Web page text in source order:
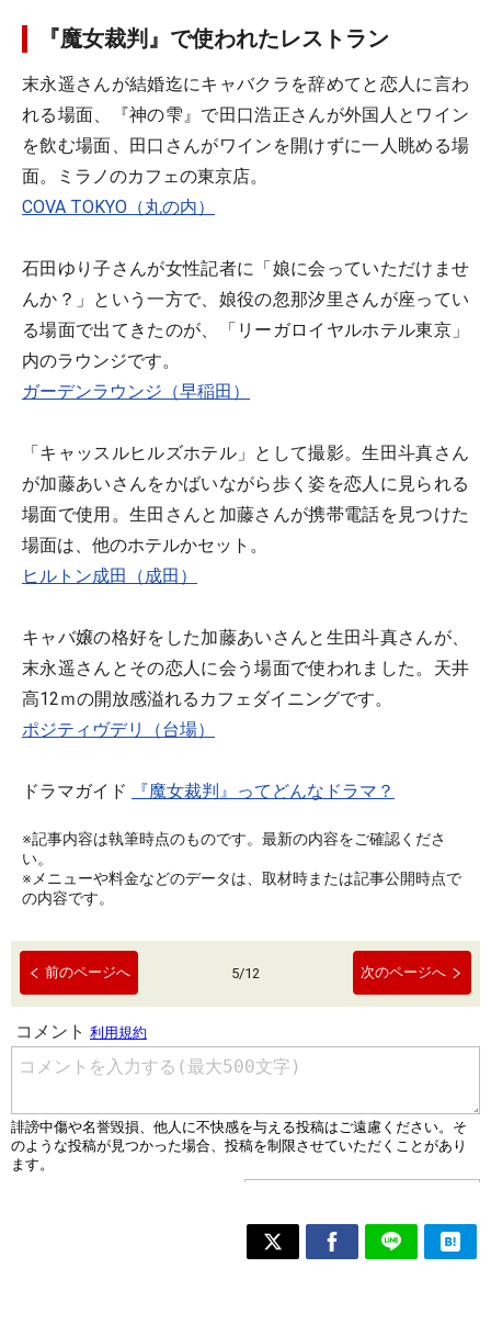
『魔女裁判』で使われたレストラン
末永遥さんが結婚迄にキャバクラを辞めてと恋人に言わ
れる場面、『神の雫』で田口浩正さんが外国人とワイン
を飲む場面、田口さんがワインを開けずに一人眺める場
面。ミラノのカフェの東京店。
COVA TOKYO（丸の内）
石田ゆり子さんが女性記者に「娘に会っていただけませ
んか？」という一方で、娘役の忽那汐里さんが座ってい
る場面で出てきたのが、「リーガロイヤルホテル東京」
内のラウンジです。
ガーデンラウンジ（早稲田）
「キャッスルヒルズホテル」として撮影。生田斗真さん
が加藤あいさんをかばいながら歩く姿を恋人に見られる
場面で使用。生田さんと加藤さんが携帯電話を見つけた
場面は、他のホテルかセット。
ヒルトン成田（成田）
キャバ嬢の格好をした加藤あいさんと生田斗真さんが、
末永遥さんとその恋人に会う場面で使われました。天井
高12ｍの開放感溢れるカフェダイニングです。
ポジティヴデリ（台場）
ドラマガイド 『魔女裁判』ってどんなドラマ？
※記事内容は執筆時点のものです。最新の内容をご確認くださ
い。
※メニューや料金などのデータは、取材時または記事公開時点で
の内容です。
前のページへ 5/12 次のページへ